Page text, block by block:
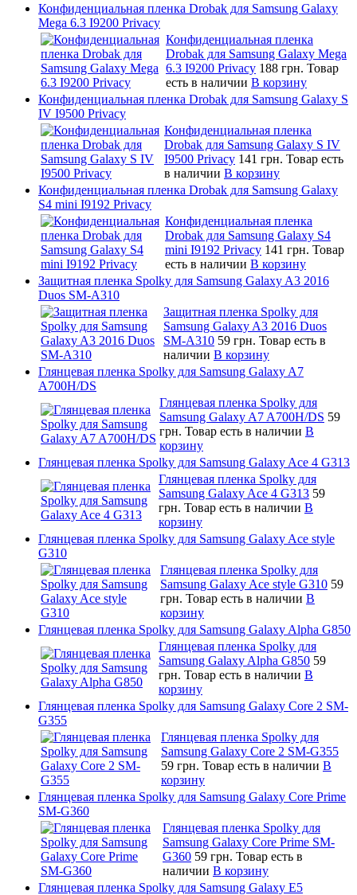
Конфиденциальная пленка Drobak для Samsung Galaxy
Mega 6.3 I9200 Privacy
Конфиденциальная пленка
Drobak для Samsung Galaxy Mega
6.3 I9200 Privacy 188 грн. Товар
есть в наличии В корзину
Конфиденциальная пленка Drobak для Samsung Galaxy S
IV I9500 Privacy
Конфиденциальная пленка
Drobak для Samsung Galaxy S IV
I9500 Privacy 141 грн. Товар есть
в наличии В корзину
Конфиденциальная пленка Drobak для Samsung Galaxy
S4 mini I9192 Privacy
Конфиденциальная пленка
Drobak для Samsung Galaxy S4
mini I9192 Privacy 141 грн. Товар
есть в наличии В корзину
Защитная пленка Spolky для Samsung Galaxy A3 2016
Duos SM-A310
Защитная пленка Spolky для
Samsung Galaxy A3 2016 Duos
SM-A310 59 грн. Товар есть в
наличии В корзину
Глянцевая пленка Spolky для Samsung Galaxy A7
A700H/DS
Глянцевая пленка Spolky для
Samsung Galaxy A7 A700H/DS 59
грн. Товар есть в наличии В
корзину
Глянцевая пленка Spolky для Samsung Galaxy Ace 4 G313
Глянцевая пленка Spolky для
Samsung Galaxy Ace 4 G313 59
грн. Товар есть в наличии В
корзину
Глянцевая пленка Spolky для Samsung Galaxy Ace style
G310
Глянцевая пленка Spolky для
Samsung Galaxy Ace style G310 59
грн. Товар есть в наличии В
корзину
Глянцевая пленка Spolky для Samsung Galaxy Alpha G850
Глянцевая пленка Spolky для
Samsung Galaxy Alpha G850 59
грн. Товар есть в наличии В
корзину
Глянцевая пленка Spolky для Samsung Galaxy Core 2 SM-
G355
Глянцевая пленка Spolky для
Samsung Galaxy Core 2 SM-G355
59 грн. Товар есть в наличии В
корзину
Глянцевая пленка Spolky для Samsung Galaxy Core Prime
SM-G360
Глянцевая пленка Spolky для
Samsung Galaxy Core Prime SM-
G360 59 грн. Товар есть в
наличии В корзину
Глянцевая пленка Spolky для Samsung Galaxy E5